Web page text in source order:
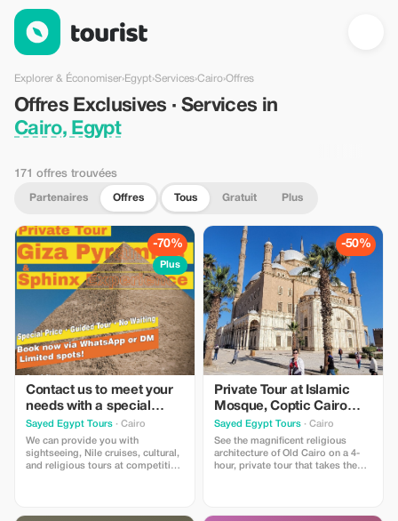
Offres Exclusives · Services in Cairo, Egypt — Tourist
Explorer & Économiser›Egypt›Services›Cairo›Offres
Offres Exclusives · Services in
Cairo, Egypt
171 offres trouvées
Partenaires Offres Tous Gratuit Plus
-70%
Plus
Contact us to meet your
needs with a special
discount.
Sayed Egypt Tours · Cairo
We can provide you with
sightseeing, Nile cruises, cultural,
and religious tours at competitive
with a private and knowledgeable
-50%
Private Tour at Islamic
Mosque, Coptic Cairo
and Khan El-Khalili
Sayed Egypt Tours · Cairo
See the magnificent religious
architecture of Old Cairo on a 4-
hour, private tour that takes the
Saints Sergius and Bacchus